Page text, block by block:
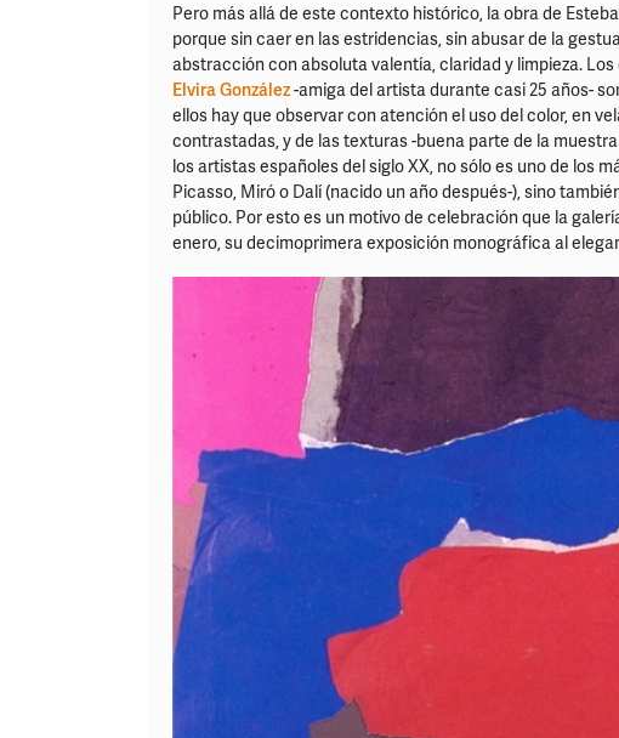
Pero más allá de este contexto histórico, la obra de
porque sin caer en las estridencias, sin abusar de la
abstracción con absoluta valentía, claridad y limpieza.
Elvira González-amiga del artista durante casi 25 años-
ellos hay que observar con atención el uso del color, en
contrastadas, y de las texturas -buena parte de la
los artistas españoles del siglo XX, no sólo es uno de los
Picasso, Miró o Dalí (nacido un año después-), sino
público. Por esto es un motivo de celebración que la
enero, su decimoprimera exposición monográfica al